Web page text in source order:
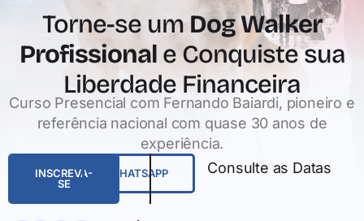
Torne-se umDog Walker
Profissional e Conquiste sua
Liberdade Financeira
Curso Presencial com Fernando Baiardi, pioneiro e
referência nacional com quase 30 anos de
experiência.
INSCREVA-
SE
WHATSAPP Consulte as Datas